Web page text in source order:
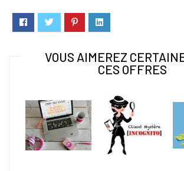
VOUS AIMEREZ
CES OFFRES